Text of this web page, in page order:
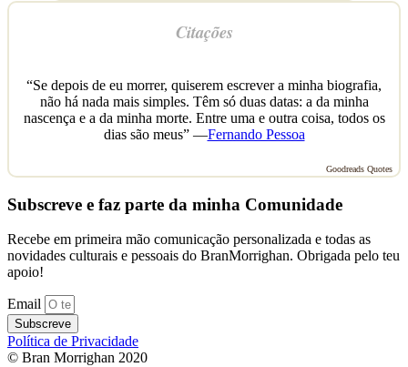
Citações
“Se depois de eu morrer, quiserem escrever a minha biografia,
não há nada mais simples. Têm só duas datas: a da minha
nascença e a da minha morte. Entre uma e outra coisa, todos os
dias são meus” —Fernando Pessoa
Goodreads Quotes
Subscreve e faz parte da minha Comunidade
Recebe em primeira mão comunicação personalizada e todas as
novidades culturais e pessoais do BranMorrighan. Obrigada pelo teu
apoio!
Email
Subscreve
Política de Privacidade
© Bran Morrighan 2020